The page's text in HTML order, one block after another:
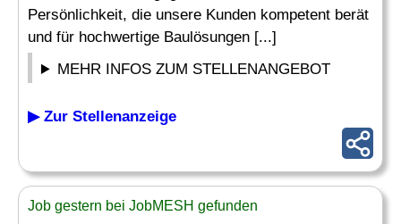
Persönlichkeit, die unsere Kunden kompetent berät
und für hochwertige Baulösungen [...]
MEHR INFOS ZUM STELLENANGEBOT
▶ Zur Stellenanzeige
Job gestern bei JobMESH gefunden